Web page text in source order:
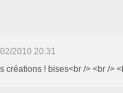
2010 20:31
créations ! bises<br /> <br />